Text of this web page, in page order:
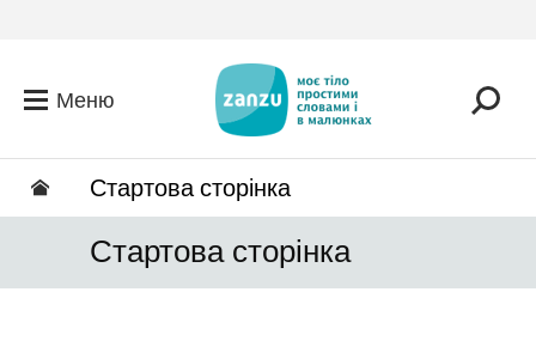
Меню
Стартова сторінка
Стартова сторінка